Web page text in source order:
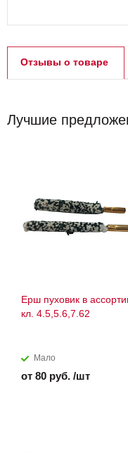
Отзывы о товаре
Лучшие
Ерш пуховик в
кл. 4.5,5.6,7.62
Мало
от 80 руб. /шт